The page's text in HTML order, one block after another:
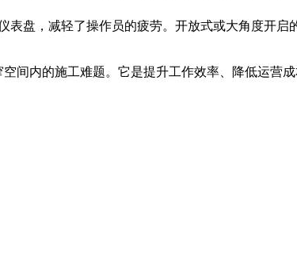
盘，减轻了操作员的疲劳。开放式或大角度开启
间内的施工难题。它是提升工作效率、降低运营